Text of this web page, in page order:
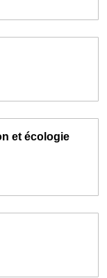
et écologie